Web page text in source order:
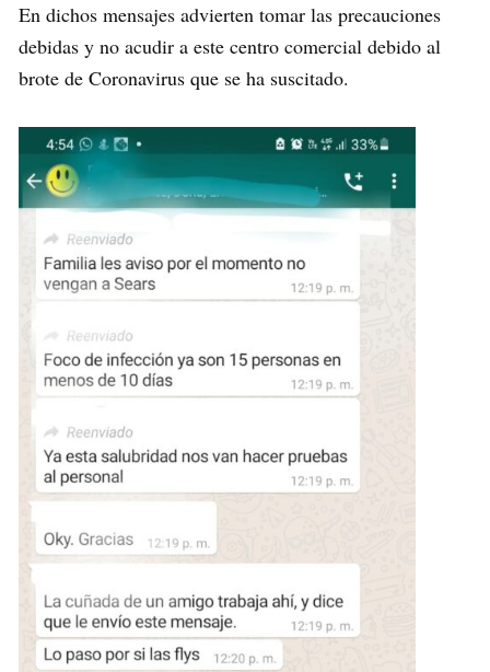
En dichos mensajes advierten tomar las precauciones
debidas y no acudir a este centro comercial debido al
brote de Coronavirus que se ha suscitado.